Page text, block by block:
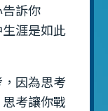
訴你
涯是如此
因為思考
考讓你戰